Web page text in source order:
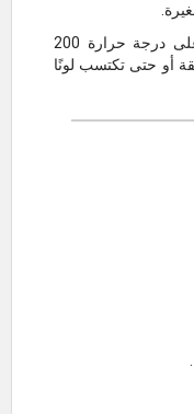
تُخبز في فرن مُسخن مسبقًا على درجة حرارة 200
لمدة 10 إلى 15 دقيقة أو حتى تكتسب لونًا